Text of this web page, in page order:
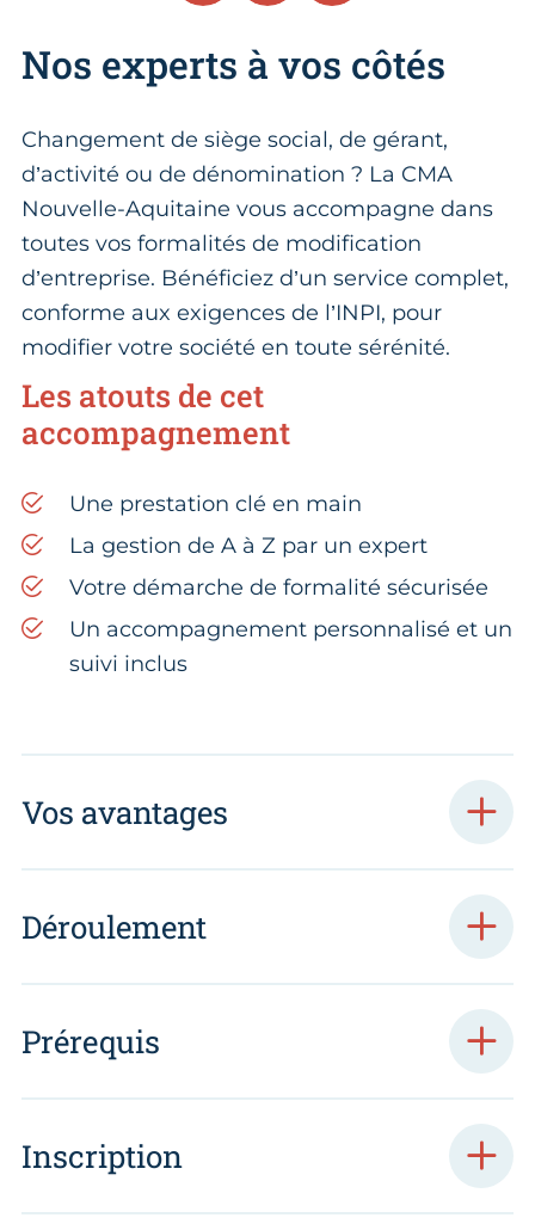
Nos experts à vos côtés
Changement de siège social, de gérant,
d’activité ou de dénomination ? La CMA
Nouvelle-Aquitaine vous accompagne dans
toutes vos formalités de modification
d’entreprise. Bénéficiez d’un service complet,
conforme aux exigences de l’INPI, pour
modifier votre société en toute sérénité.
Les atouts de cet
accompagnement
Une prestation clé en main
La gestion de A à Z par un expert
Votre démarche de formalité sécurisée
Un accompagnement personnalisé et un
suivi inclus
Vos avantages
Déroulement
Prérequis
Inscription